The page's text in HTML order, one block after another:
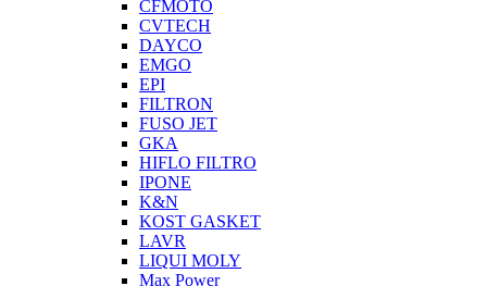
CFMOTO
CVTECH
DAYCO
EMGO
EPI
FILTRON
FUSO JET
GKA
HIFLO FILTRO
IPONE
K&N
KOST GASKET
LAVR
LIQUI MOLY
Max Power